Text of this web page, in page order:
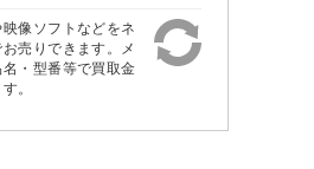
像ソフトなどをネ
売りできます。メ
・型番等で買取金
。